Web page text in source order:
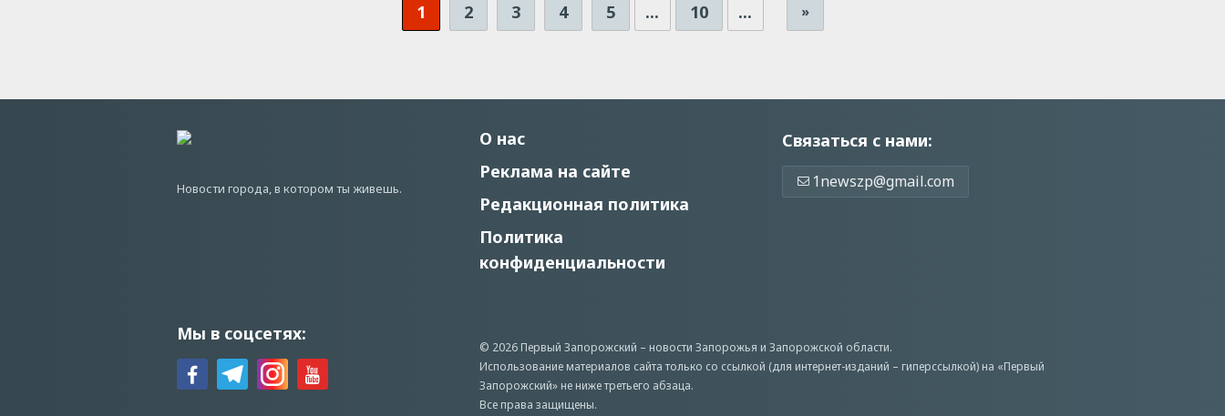
1 2 3 4 5 ... 10 ... »
Новости города, в котором ты живешь.
О нас
Реклама на сайте
Редакционная политика
Политика
конфиденциальности
Связаться с нами:
1newszp@gmail.com
Мы в соцсетях:
© 2026 Первый Запорожский – новости Запорожья и Запорожской области.
Использование материалов сайта только со ссылкой (для интернет-изданий – гиперссылкой) на «Первый
Запорожский» не ниже третьего абзаца.
Все права защищены.